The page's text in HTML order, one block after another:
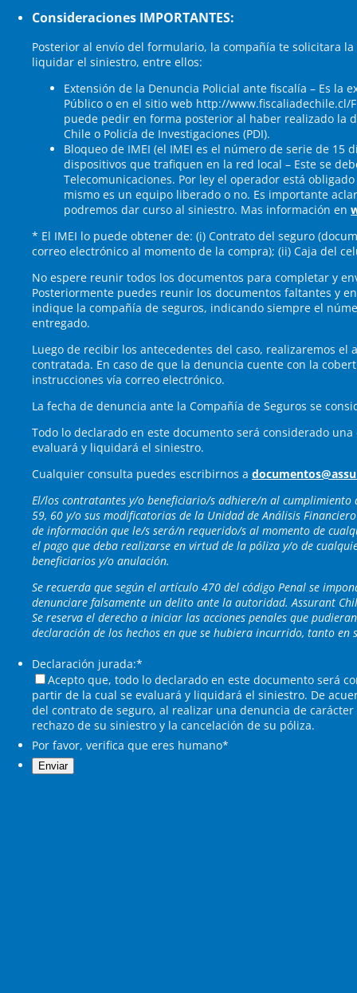
Consideraciones IMPORTANTES:
Posterior al envío del formulario, la compañía te solicitara
liquidar el siniestro, entre ellos:
Extensión de la Denuncia Policial ante fiscalía – Es la
Público o en el sitio web http://www.fiscaliadechile.cl/
puede pedir en forma posterior al haber realizado la
Chile o Policía de Investigaciones (PDI).
Bloqueo de IMEI (el IMEI es el número de serie de 15
dispositivos que trafiquen en la red local – Este se
Telecomunicaciones. Por ley el operador está
mismo es un equipo liberado o no. Es importante
podremos dar curso al siniestro. Mas información en
* El IMEI lo puede obtener de: (i) Contrato del seguro
correo electrónico al momento de la compra); (ii) Caja del
No espere reunir todos los documentos para completar y
Posteriormente puedes reunir los documentos faltantes y
indique la compañía de seguros, indicando siempre el
entregado.
Luego de recibir los antecedentes del caso, realizaremos
contratada. En caso de que la denuncia cuente con la
instrucciones vía correo electrónico.
La fecha de denuncia ante la Compañía de Seguros se
Todo lo declarado en este documento será considerado
evaluará y liquidará el siniestro.
Cualquier consulta puedes escribirnos a
El/los contratantes y/o beneficiario/s adhiere/n al cumplimiento
59, 60 y/o sus modificatorias de la Unidad de Análisis
de información que le/s será/n requerido/s al momento de
el pago que deba realizarse en virtud de la póliza y/o de
beneficiarios y/o anulación.
Se recuerda que según el artículo 470 del código Penal se
denunciare falsamente un delito ante la autoridad. Assurant
Se reserva el derecho a iniciar las acciones penales que
declaración de los hechos en que se hubiera incurrido, tanto
Declaración jurada:*
Acepto que, todo lo declarado en este documento será
partir de la cual se evaluará y liquidará el siniestro. De
del contrato de seguro, al realizar una denuncia de
rechazo de su siniestro y la cancelación de su póliza.
Por favor, verifica que eres humano*
Enviar